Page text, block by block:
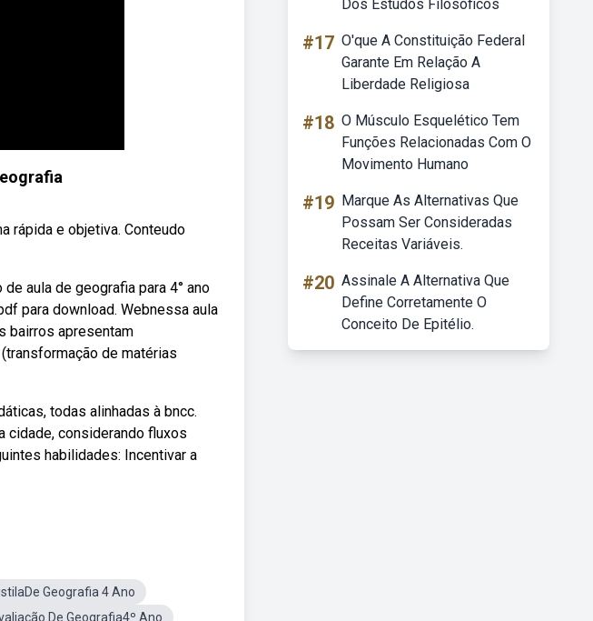
rápida e objetiva. Conteudo
aula de geografia para 4° ano
para download. Webnessa aula
bairros apresentam
de matérias
todas alinhadas à bncc.
cidade, considerando fluxos
habilidades: Incentivar a
Geografia 4 Ano
De Geografia4º Ano
Dos Estudos Filosóficos
#17 O'que A Constituição Federal
Garante Em Relação A
Liberdade Religiosa
#18 O Músculo Esquelético Tem
Funções Relacionadas Com O
Movimento Humano
#19 Marque As Alternativas Que
Possam Ser Consideradas
Receitas Variáveis.
#20 Assinale A Alternativa Que
Define Corretamente O
Conceito De Epitélio.